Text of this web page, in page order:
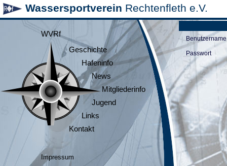
Wassersportverein Rechtenfleth e.V.
WVRf
Geschichte
Hafeninfo
News
Mitgliederinfo
Jugend
Links
Kontakt
Impressum
Benutzername
Passwort